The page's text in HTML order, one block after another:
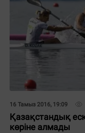
16 Тамыз 2016, 19:09
Қазақстандық
көріне алмады